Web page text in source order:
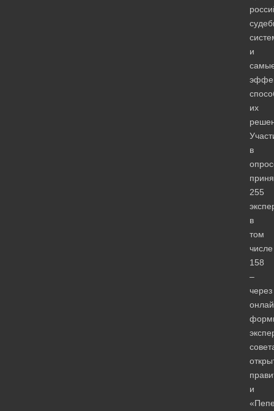
и
их
в
255
в
том
числе
158
–
через
и